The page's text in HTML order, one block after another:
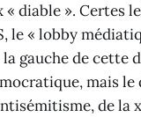
diable ». Certes
le « lobby
la gauche de cette
mais le
de la